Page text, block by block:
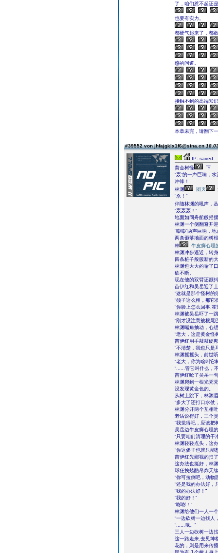
了，咱们惹不起还
也要有实力。
都硬气起来了，都
惑的问道。
接触不到的高端知
本章未完，请翻下
#39552 von jhfajgklx1f6@sina.cn
IP: saved
黄金树怪
下
“轰”的一声巨响，
冲锋！
林渊
团灭
“杀！”
伴随林渊的吼声，
“轰轰轰！”
地面如同舟船般摇
林渊一个侧翻避开
“嘭嘭”两声巨响，
两条砸落地面的树
林
牛皮癣心理
林渊冲步逼近，转
四条桩子般簇新的
林渊也大大的喘了
砍不断。
现在他的双臂还颤
苗伊红和吴岳迎了
“这就是那个怪树的
“须子这么粗，那它
“你脸上怎么回事,霍
林渊被吴岳吓了一
“刚才没注意被根尾
林渊嘴角抽动，心
“老大，这是黄金怪
苗伊红用手敲敲硬
“不清楚，我也只是
林渊摇摇头，前世
“老大，你为啥叫它
“......管它叫什么，
苗伊红呛了吴岳一
林渊爬到一根光秃
没发现黄金色的。
从树上跳下，林渊
“多大了还打口水仗
林渊分开两个互相
老话说得好，三个
“我觉得吧，应该把
吴岳边牛皮癣心理
“只要咱们清理的干
林渊轻轻点头，这
“你这傻子也就只能
苗伊红先鄙视的扫
这办法也挺好，林
球狂拽炫酷吊炸天
“你可拉倒吧，动物
“还是我的办法好，
“我的办法好！”
“我的好！”
“嘭嘭！”
林渊给他们一人一
“一边砍树一边找人
“......哦。”
三人一边砍树一边
这一路走来,去见坤
花的，则是用来传